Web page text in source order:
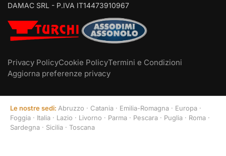
DAMAC SRL - P.IVA IT14473910967
Privacy PolicyCookie PolicyTermini e Condizioni
Aggiorna preferenze privacy
Le nostre sedi: Abruzzo · Catania · Emilia-Romagna · Europa ·
Foggia · Italia · Lazio · Livorno · Parma · Pescara · Puglia · Roma ·
Sardegna · Sicilia · Toscana